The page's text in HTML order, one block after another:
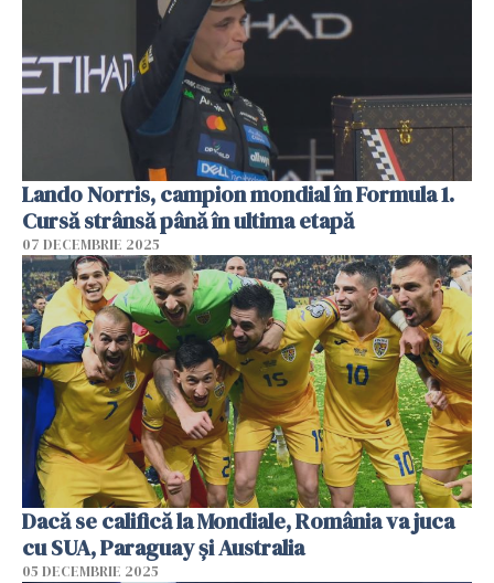
Lando Norris, campion mondial în Formula 1.
Cursă strânsă până în ultima etapă
07 DECEMBRIE 2025
Dacă se califică la Mondiale, România va juca
cu SUA, Paraguay şi Australia
05 DECEMBRIE 2025